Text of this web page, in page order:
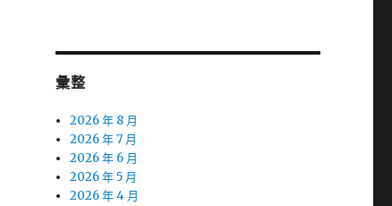
彙整
2026 年 8 月
2026 年 7 月
2026 年 6 月
2026 年 5 月
2026 年 4 月